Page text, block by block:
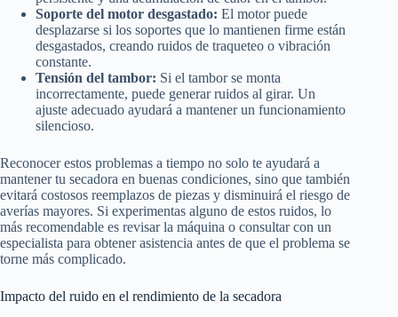
Soporte del motor desgastado: El motor puede
desplazarse si los soportes que lo mantienen firme están
desgastados, creando ruidos de traqueteo o vibración
constante.
Tensión del tambor: Si el tambor se monta
incorrectamente, puede generar ruidos al girar. Un
ajuste adecuado ayudará a mantener un funcionamiento
silencioso.
Reconocer estos problemas a tiempo no solo te ayudará a
mantener tu secadora en buenas condiciones, sino que también
evitará costosos reemplazos de piezas y disminuirá el riesgo de
averías mayores. Si experimentas alguno de estos ruidos, lo
más recomendable es revisar la máquina o consultar con un
especialista para obtener asistencia antes de que el problema se
torne más complicado.
Impacto del ruido en el rendimiento de la secadora